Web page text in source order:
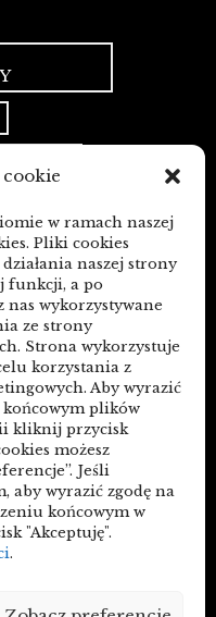
w ramach naszej
Pliki cookies
naszej strony
funkcji, a po
nas wykorzystywane
ze strony
Strona wykorzystuje
korzystania z
Aby wyrazić
plików
kliknij przycisk
możesz
Jeśli
aby wyrazić zgodę na
końcowym w
"Akceptuję".
.
Usługi
(EU)